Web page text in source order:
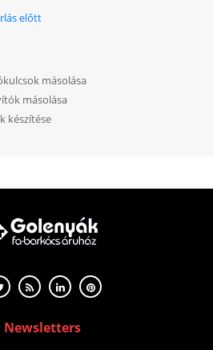
előtt
másolása
másolása
készítése
Newsletters